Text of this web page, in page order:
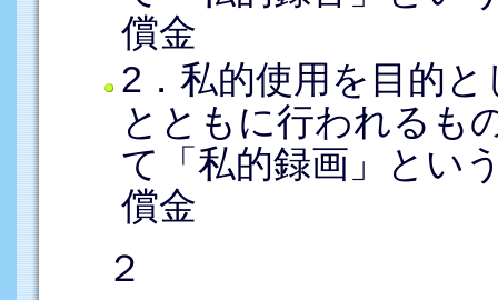
償金
2．私的使用を目的
とともに行われるも
て「私的録画」とい
償金
２